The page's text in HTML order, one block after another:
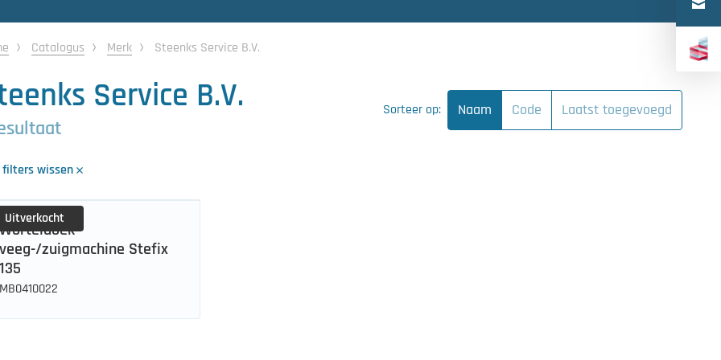
Catalogus Merk Steenks Service B.V.
Service B.V.
wissen
Sorteer op: Naam Code Laatst toegevoegd
Uitverkocht
Worteldoek
veeg-/zuigmachine Stefix
135
MB0410022